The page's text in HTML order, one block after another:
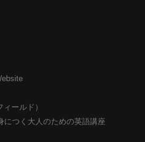
ールド）
につく大人のための英語講座